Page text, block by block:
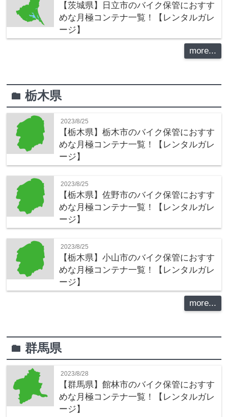
【茨城県】日立市のバイク保管におすす
めな月極コンテナ一覧！【レンタルガレ
ージ】
more...
folder栃木県
2023/8/25
【栃木県】栃木市のバイク保管におすす
めな月極コンテナ一覧！【レンタルガレ
ージ】
2023/8/25
【栃木県】佐野市のバイク保管におすす
めな月極コンテナ一覧！【レンタルガレ
ージ】
2023/8/25
【栃木県】小山市のバイク保管におすす
めな月極コンテナ一覧！【レンタルガレ
ージ】
more...
folder群馬県
2023/8/28
【群馬県】館林市のバイク保管におすす
めな月極コンテナ一覧！【レンタルガレ
ージ】